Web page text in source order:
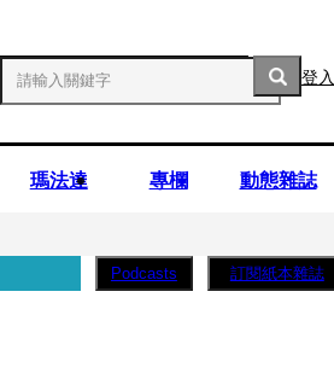
登入
瑪法達 專欄 動態雜誌
Podcasts 訂閱紙本雜誌